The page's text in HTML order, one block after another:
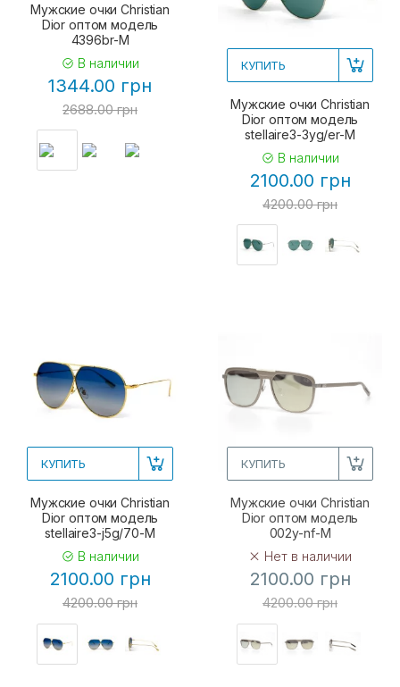
Мужские очки Christian
Dior оптом модель
4396br-M
В наличии
1344.00 грн
2688.00 грн
КУПИТЬ
Мужские очки Christian
Dior оптом модель
stellaire3-3yg/er-M
В наличии
2100.00 грн
4200.00 грн
КУПИТЬ
Мужские очки Christian
Dior оптом модель
stellaire3-j5g/70-M
В наличии
2100.00 грн
4200.00 грн
КУПИТЬ
Мужские очки Christian
Dior оптом модель
002y-nf-M
Нет в наличии
2100.00 грн
4200.00 грн